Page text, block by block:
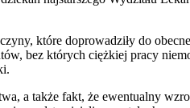
które doprowadziły do
bez których ciężkiej pracy
a także fakt, że ewentualny